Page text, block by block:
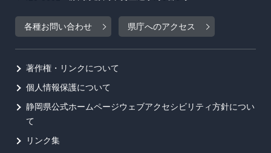
各種お問い合わせ 県庁へのアクセス
著作権・リンクについて
個人情報保護について
静岡県公式ホームページウェブアクセシビリティ方針につい
て
リンク集